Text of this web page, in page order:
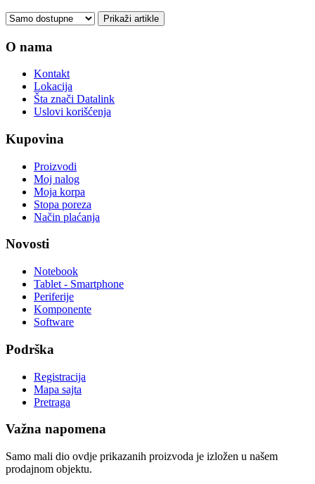
O nama
Kontakt
Lokacija
Šta znači Datalink
Uslovi korišćenja
Kupovina
Proizvodi
Moj nalog
Moja korpa
Stopa poreza
Način plaćanja
Novosti
Notebook
Tablet - Smartphone
Periferije
Komponente
Software
Podrška
Registracija
Mapa sajta
Pretraga
Važna napomena
Samo mali dio ovdje prikazanih proizvoda je izložen u našem
prodajnom objektu.